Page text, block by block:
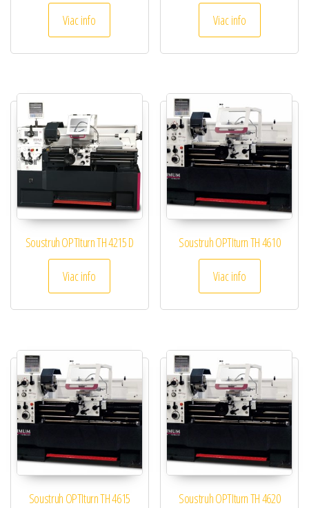
Viac info Viac info
Soustruh OPTIturn TH 4215 D
Viac info
Soustruh OPTIturn TH 4610
Viac info
Soustruh OPTIturn TH 4615 Soustruh OPTIturn TH 4620